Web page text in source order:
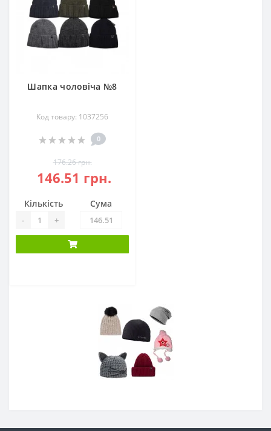
Шапка чоловіча №8
Код товару: 1037256
0
176.26 грн.
146.51 грн.
Кількість
- +
Сума